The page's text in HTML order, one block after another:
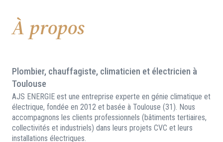
À propos
Plombier, chauffagiste, climaticien et électricien à
Toulouse
AJS ENERGIE est une entreprise experte en génie climatique et
électrique, fondée en 2012 et basée à Toulouse (31). Nous
accompagnons les clients professionnels (bâtiments tertiaires,
collectivités et industriels) dans leurs projets CVC et leurs
installations électriques.